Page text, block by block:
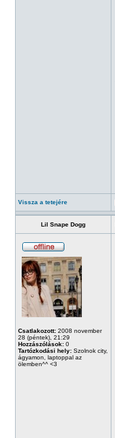
Vissza a tetejére
Lil Snape Dogg
Csatlakozott: 2008 november
28 (péntek), 21:29
Hozzászólások: 0
Tartózkodási hely: Szolnok city,
ágyamon, laptoppal az
ölemben^^ <3